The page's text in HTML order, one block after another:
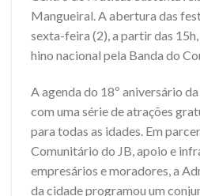
Mangueiral. A abertura das
sexta-feira (2), a partir das
hino nacional pela Banda do
A agenda do 18º aniversário
com uma série de atrações
para todas as idades. Em
Comunitário do JB, apoio e
empresários e moradores, a
da cidade programou um